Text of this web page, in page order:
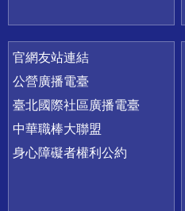
官網友站連結
公營廣播電臺
臺北國際社區廣播電臺
中華職棒大聯盟
身心障礙者權利公約